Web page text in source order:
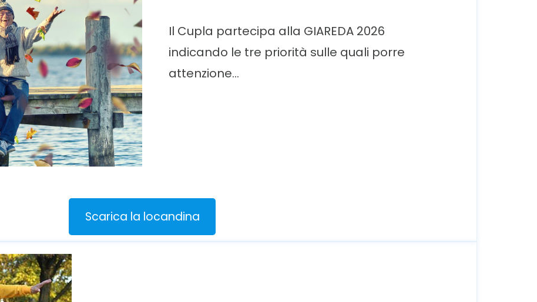
Il Cupla partecipa alla GIAREDA 2026
indicando le tre priorità sulle quali porre
attenzione…
Scarica la locandina